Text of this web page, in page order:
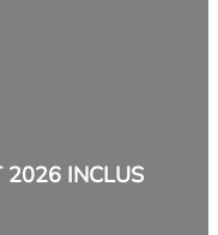
2026 INCLUS